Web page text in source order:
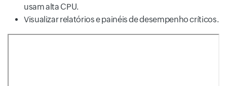
usam alta CPU.
Visualizar relatórios e painéis de desempenho críticos.